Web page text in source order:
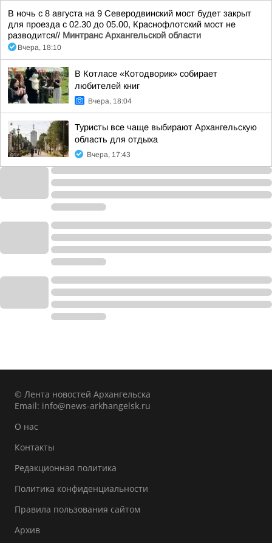
В ночь с 8 августа на 9 Северодвинский мост будет закрыт
для проезда с 02.30 до 05.00, Краснофлотский мост не
разводится// Минтранс Архангельской области
Вчера, 18:10
В Котласе «Котодворик» собирает
любителей книг
Вчера, 18:04
Туристы все чаще выбирают Архангельскую
область для отдыха
Вчера, 17:43
© Лента новостей Архангельска
Email: info@news-arkhangelsk.ru
О нас
Контакты
Редакционная политика
Политика конфиденциальности
Правила пользования сайтом
Архив